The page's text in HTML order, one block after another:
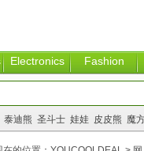
Electronics Fashion
泰迪熊 圣斗士 娃娃 皮皮熊 魔